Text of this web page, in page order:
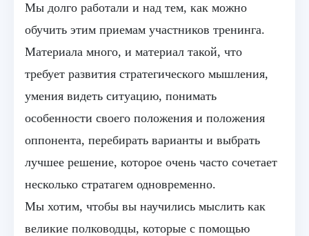
Мы долго работали и над тем, как можно
обучить этим приемам участников тренинга.
Материала много, и материал такой, что
требует развития стратегического мышления,
умения видеть ситуацию, понимать
особенности своего положения и положения
оппонента, перебирать варианты и выбрать
лучшее решение, которое очень часто сочетает
несколько стратагем одновременно.
Мы хотим, чтобы вы научились мыслить как
великие полководцы, которые с помощью